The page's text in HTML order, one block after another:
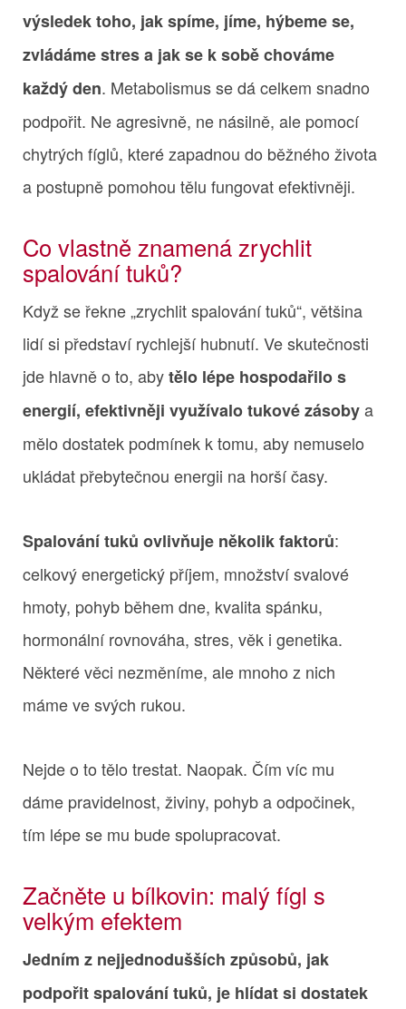
výsledek toho, jak spíme, jíme, hýbeme se,
zvládáme stres a jak se k sobě chováme
každý den. Metabolismus se dá celkem snadno
podpořit. Ne agresivně, ne násilně, ale pomocí
chytrých fíglů, které zapadnou do běžného života
a postupně pomohou tělu fungovat efektivněji.
Co vlastně znamená zrychlit
spalování tuků?
Když se řekne „zrychlit spalování tuků“, většina
lidí si představí rychlejší hubnutí. Ve skutečnosti
jde hlavně o to, abytělo lépe hospodařilo s
energií, efektivněji využívalo tukové zásobya
mělo dostatek podmínek k tomu, aby nemuselo
ukládat přebytečnou energii na horší časy.
Spalování tuků ovlivňuje několik faktorů:
celkový energetický příjem, množství svalové
hmoty, pohyb během dne, kvalita spánku,
hormonální rovnováha, stres, věk i genetika.
Některé věci nezměníme, ale mnoho z nich
máme ve svých rukou.
Nejde o to tělo trestat. Naopak. Čím víc mu
dáme pravidelnost, živiny, pohyb a odpočinek,
tím lépe se mu bude spolupracovat.
Začněte u bílkovin: malý fígl s
velkým efektem
Jedním z nejjednodušších způsobů, jak
podpořit spalování tuků, je hlídat si dostatek